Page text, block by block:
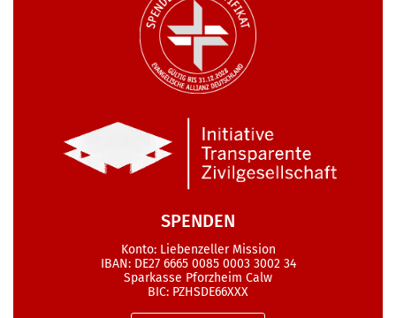
SPENDEN
Konto: Liebenzeller Mission
IBAN: DE27 6665 0085 0003 3002 34
Sparkasse Pforzheim Calw
BIC: PZHSDE66XXX